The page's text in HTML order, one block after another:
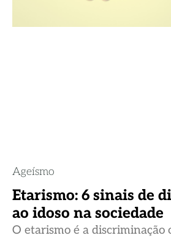
Ageísmo
Etarismo: 6 sinais de
ao idoso na sociedade
O etarismo é a discriminação